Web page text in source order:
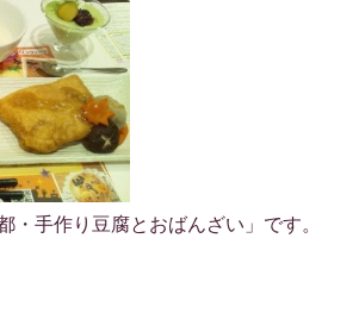
・手作り豆腐とおばんざい」です。